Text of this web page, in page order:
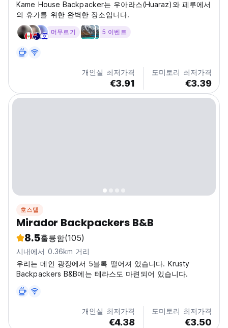
Kame House Backpacker는 우아라스(Huaraz)와 페루에서
의 휴가를 위한 완벽한 장소입니다.
머무르기 5 이벤트
개인실 최저가격
€3.91
도미토리 최저가격
€3.39
호스텔
Mirador Backpackers B&B
8.5훌륭함(105)
시내에서 0.36km 거리
우리는 메인 광장에서 5블록 떨어져 있습니다. Krusty
Backpackers B&B에는 테라스도 마련되어 있습니다.
개인실 최저가격
€4.38
도미토리 최저가격
€3.50